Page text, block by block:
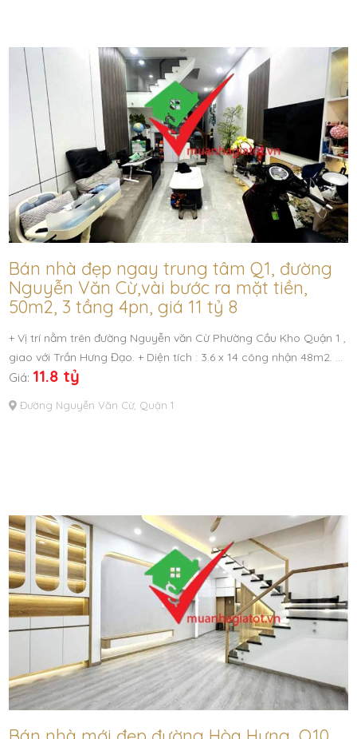
Bán nhà đẹp ngay trung tâm Q1, đường
Nguyễn Văn Cừ,vài bước ra mặt tiền,
50m2, 3 tầng 4pn, giá 11 tỷ 8
+ Vị trí nằm trên đường Nguyễn văn Cừ Phường Cầu Kho Quận 1 ,
giao với Trần Hưng Đạo. + Diện tích : 3.6 x 14 công nhận 48m2. …
Giá: 11.8 tỷ
Đường Nguyễn Văn Cừ, Quận 1